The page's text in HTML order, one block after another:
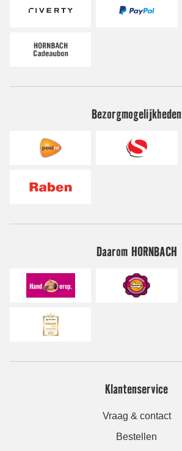
Bezorgmogelijkheden
Daarom HORNBACH
Klantenservice
Vraag & contact
Bestellen